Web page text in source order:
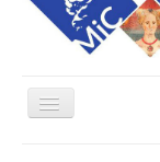
Cambia
navigazione